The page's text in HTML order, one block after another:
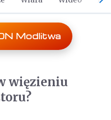
Modlitwa
więzieniu